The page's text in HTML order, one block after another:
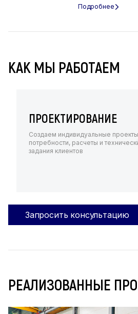
КАК МЫ РАБОТАЕМ
ПРОЕКТИРОВАНИЕ
Создаем индивидуальные
потребности, расчеты и
задания клиентов
Запросить консультацию
РЕАЛИЗОВАННЫЕ